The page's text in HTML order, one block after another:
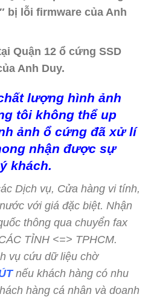
bị lỗi firmware của Anh
Quận 12 ổ cứng SSD
Anh Duy.
lượng hình ảnh
tôi không thể up
ảnh ổ cứng đã xử lí
nhận được sự
khách.
Dịch vụ, Cửa hàng vi tính,
với giá đặc biệt. Nhận
thông qua chuyển fax
TỈNH <=> TPHCM.
vụ cứu dữ liệu chờ
nếu khách hàng có nhu
hàng cá nhân và doanh